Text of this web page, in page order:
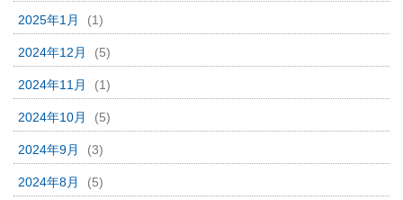
2025年1月 (1)
2024年12月 (5)
2024年11月 (1)
2024年10月 (5)
2024年9月 (3)
2024年8月 (5)